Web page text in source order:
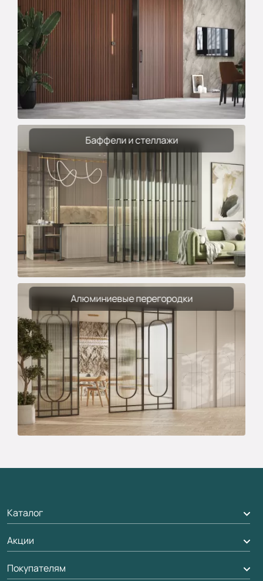
Баффели и стеллажи
Алюминиевые перегородки
Каталог
Межкомнатные двери
Подбор двери
Акции
Акции компании
Покупателям